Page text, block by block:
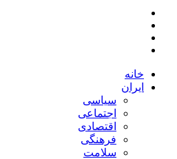
خانه
ایران
سیاسی
اجتماعی
اقتصادی
فرهنگی
سلامت